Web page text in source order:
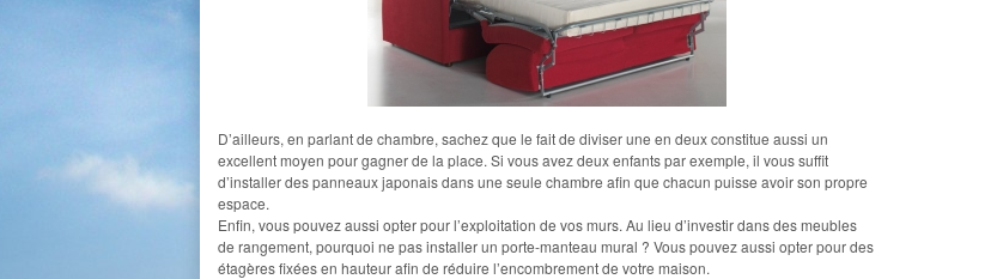
D’ailleurs, en parlant de chambre, sachez que le fait de diviser une en deux constitue aussi un
excellent moyen pour gagner de la place. Si vous avez deux enfants par exemple, il vous suffit
d’installer des panneaux japonais dans une seule chambre afin que chacun puisse avoir son propre
espace.
Enfin, vous pouvez aussi opter pour l’exploitation de vos murs. Au lieu d’investir dans des meubles
de rangement, pourquoi ne pas installer un porte-manteau mural ? Vous pouvez aussi opter pour des
étagères fixées en hauteur afin de réduire l’encombrement de votre maison.